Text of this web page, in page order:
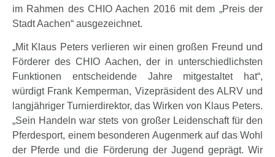
im Rahmen des CHIO Aachen 2016 mit dem „Preis der
Stadt Aachen“ ausgezeichnet.
„Mit Klaus Peters verlieren wir einen großen Freund und
Förderer des CHIO Aachen, der in unterschiedlichsten
Funktionen entscheidende Jahre mitgestaltet hat“,
würdigt Frank Kemperman, Vizepräsident des ALRV und
langjähriger Turnierdirektor, das Wirken von Klaus Peters.
„Sein Handeln war stets von großer Leidenschaft für den
Pferdesport, einem besonderen Augenmerk auf das Wohl
der Pferde und die Förderung der Jugend geprägt. Wir